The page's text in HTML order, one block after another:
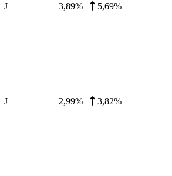
J 3,89% 5,69%
J 2,99% 3,82%